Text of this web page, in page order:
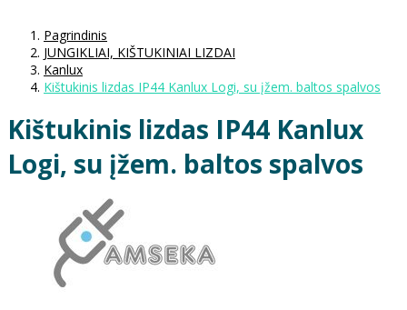
Pagrindinis
JUNGIKLIAI, KIŠTUKINIAI LIZDAI
Kanlux
Kištukinis lizdas IP44 Kanlux Logi, su įžem. baltos spalvos
Kištukinis lizdas IP44 Kanlux
Logi, su įžem. baltos spalvos